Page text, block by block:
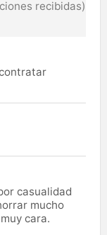
recibidas)
casualidad
mucho
cara.